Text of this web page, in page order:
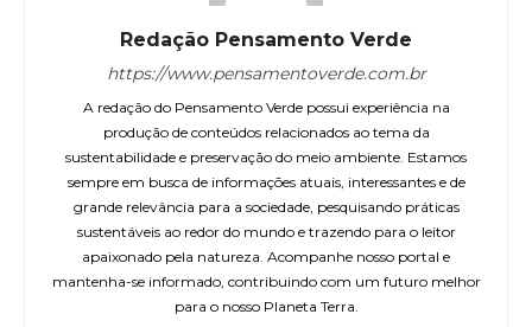
Redação Pensamento Verde
https://www.pensamentoverde.com.br
A redação do Pensamento Verde possui experiência na
produção de conteúdos relacionados ao tema da
sustentabilidade e preservação do meio ambiente. Estamos
sempre em busca de informações atuais, interessantes e de
grande relevância para a sociedade, pesquisando práticas
sustentáveis ao redor do mundo e trazendo para o leitor
apaixonado pela natureza. Acompanhe nosso portal e
mantenha-se informado, contribuindo com um futuro melhor
para o nosso Planeta Terra.